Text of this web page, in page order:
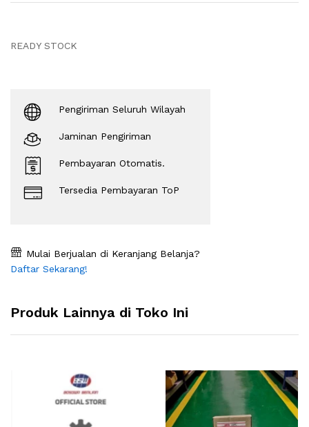
READY STOCK
Pengiriman Seluruh Wilayah
Jaminan Pengiriman
Pembayaran Otomatis.
Tersedia Pembayaran ToP
Mulai Berjualan di Keranjang Belanja?
Daftar Sekarang!
Produk Lainnya di Toko Ini